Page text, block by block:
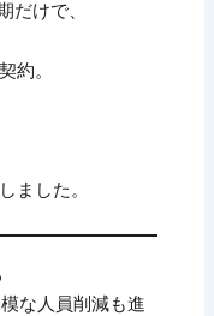
だけで、
約。
ました。
な人員削減も進